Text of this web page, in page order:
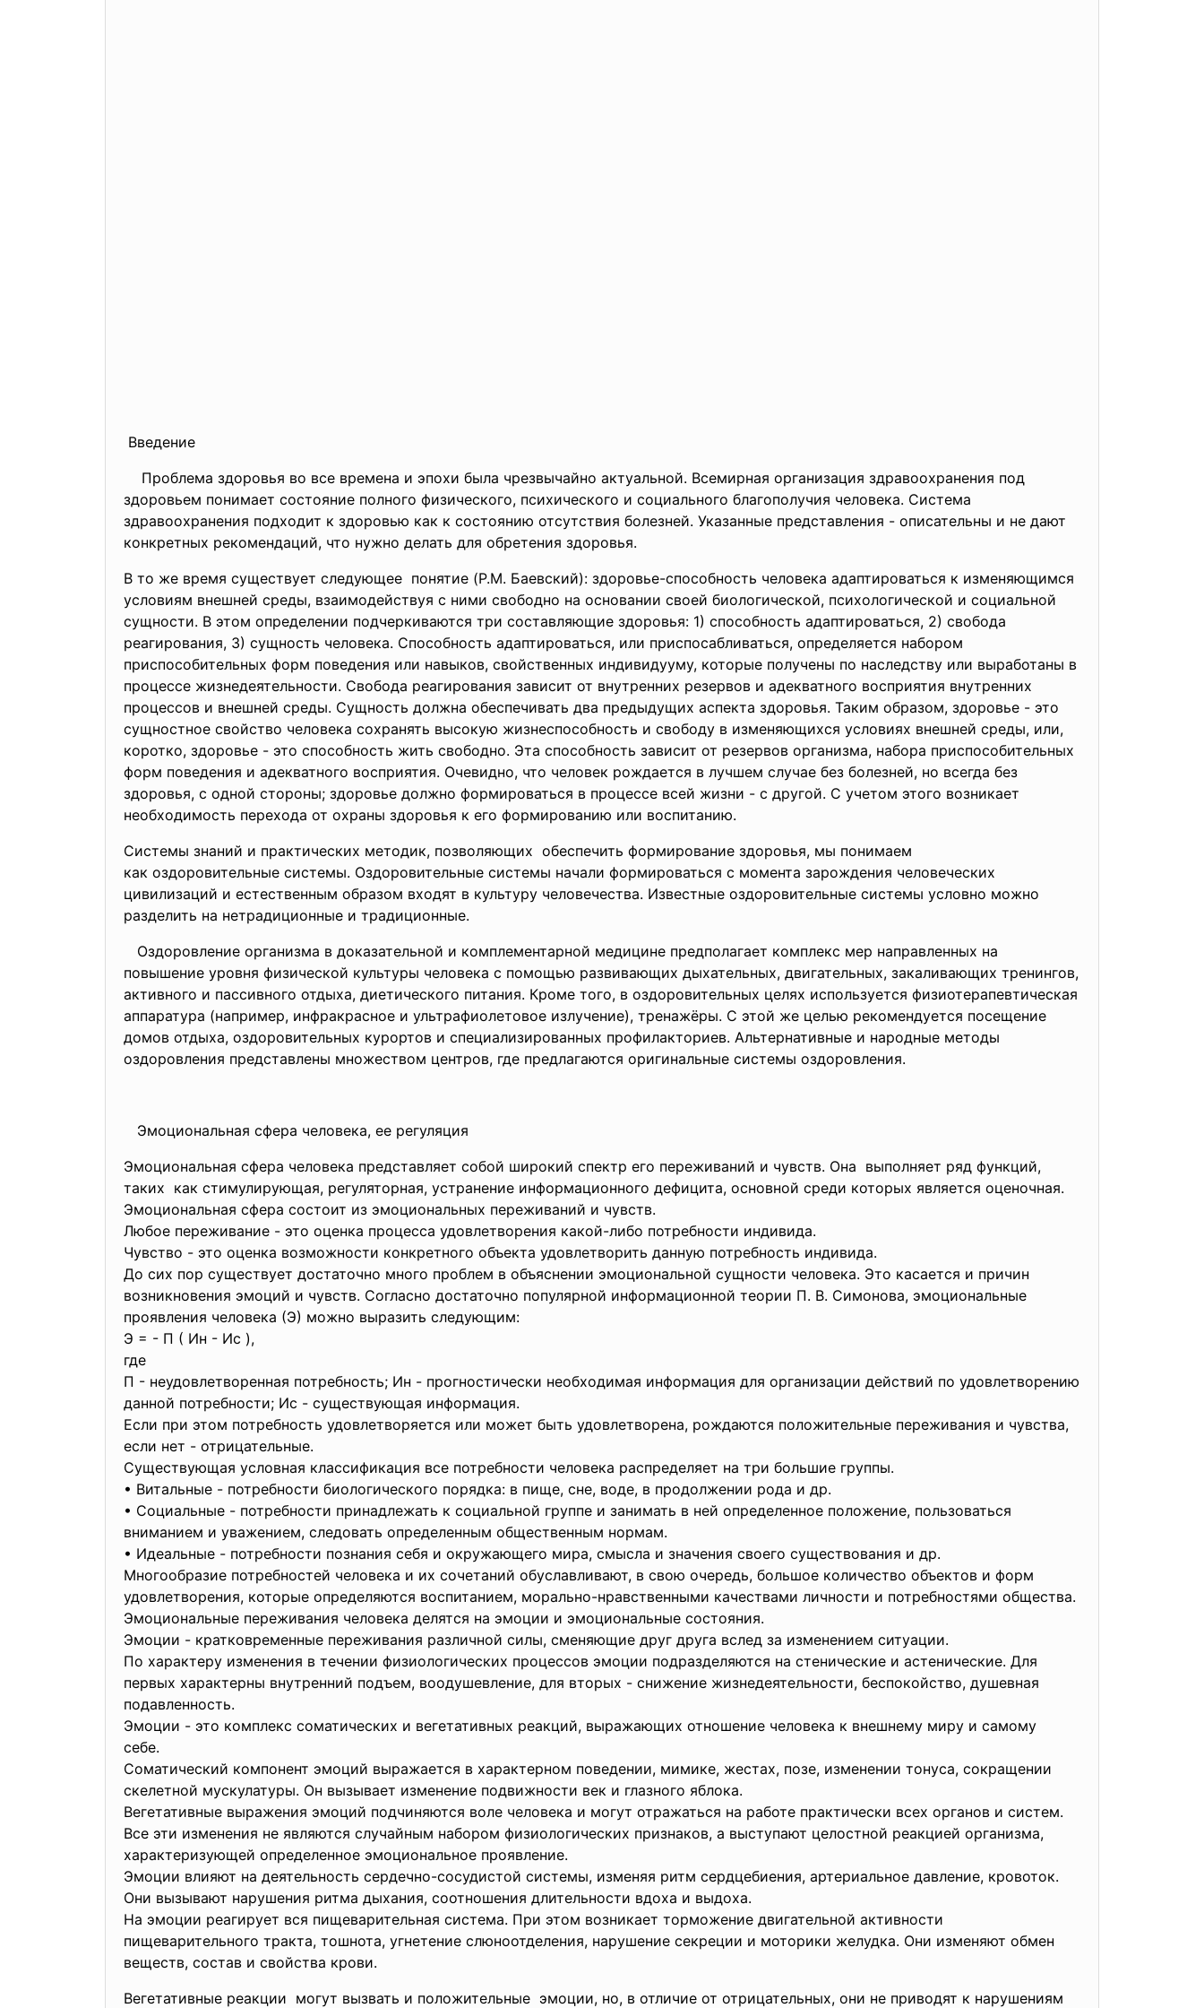
Введение
Проблема здоровья во все времена и эпохи была чрезвычайно актуальной. Всемирная организация здравоохранения под
здоровьем понимает состояние полного физического, психического и социального благополучия человека. Система
здравоохранения подходит к здоровью как к состоянию отсутствия болезней. Указанные представления - описательны и не дают
конкретных рекомендаций, что нужно делать для обретения здоровья.
В то же время существует следующее понятие (P.M. Баевский): здоровье-способность человека адаптироваться к изменяющимся
условиям внешней среды, взаимодействуя с ними свободно на основании своей биологической, психологической и социальной
сущности. В этом определении подчеркиваются три составляющие здоровья: 1) способность адаптироваться, 2) свобода
реагирования, 3) сущность человека. Способность адаптироваться, или приспосабливаться, определяется набором
приспособительных форм поведения или навыков, свойственных индивидууму, которые получены по наследству или выработаны в
процессе жизнедеятельности. Свобода реагирования зависит от внутренних резервов и адекватного восприятия внутренних
процессов и внешней среды. Сущность должна обеспечивать два предыдущих аспекта здоровья. Таким образом, здоровье - это
сущностное свойство человека сохранять высокую жизнеспособность и свободу в изменяющихся условиях внешней среды, или,
коротко, здоровье - это способность жить свободно. Эта способность зависит от резервов организма, набора приспособительных
форм поведения и адекватного восприятия. Очевидно, что человек рождается в лучшем случае без болезней, но всегда без
здоровья, с одной стороны; здоровье должно формироваться в процессе всей жизни - с другой. С учетом этого возникает
необходимость перехода от охраны здоровья к его формированию или воспитанию.
Системы знаний и практических методик, позволяющих обеспечить формирование здоровья, мы понимаем
как оздоровительные системы. Оздоровительные системы начали формироваться с момента зарождения человеческих
цивилизаций и естественным образом входят в культуру человечества. Известные оздоровительные системы условно можно
разделить на нетрадиционные и традиционные.
Оздоровление организма в доказательной и комплементарной медицине предполагает комплекс мер направленных на
повышение уровня физической культуры человека с помощью развивающих дыхательных, двигательных, закаливающих тренингов,
активного и пассивного отдыха, диетического питания. Кроме того, в оздоровительных целях используется физиотерапевтическая
аппаратура (например, инфракрасное и ультрафиолетовое излучение), тренажёры. С этой же целью рекомендуется посещение
домов отдыха, оздоровительных курортов и специализированных профилакториев. Альтернативные и народные методы
оздоровления представлены множеством центров, где предлагаются оригинальные системы оздоровления.
Эмоциональная сфера человека, ее регуляция
Эмоциональная сфера человека представляет собой широкий спектр его переживаний и чувств. Она выполняет ряд функций,
таких как стимулирующая, регуляторная, устранение информационного дефицита, основной среди которых является оценочная.
Эмоциональная сфера состоит из эмоциональных переживаний и чувств.
Любое переживание - это оценка процесса удовлетворения какой-либо потребности индивида.
Чувство - это оценка возможности конкретного объекта удовлетворить данную потребность индивида.
До сих пор существует достаточно много проблем в объяснении эмоциональной сущности человека. Это касается и причин
возникновения эмоций и чувств. Согласно достаточно популярной информационной теории П. В. Симонова, эмоциональные
проявления человека (Э) можно выразить следующим:
Э = - П ( Ин - Ис ),
где
П - неудовлетворенная потребность; Ин - прогностически необходимая информация для организации действий по удовлетворению
данной потребности; Ис - существующая информация.
Если при этом потребность удовлетворяется или может быть удовлетворена, рождаются положительные переживания и чувства,
если нет - отрицательные.
Существующая условная классификация все потребности человека распределяет на три большие группы.
• Витальные - потребности биологического порядка: в пище, сне, воде, в продолжении рода и др.
• Социальные - потребности принадлежать к социальной группе и занимать в ней определенное положение, пользоваться
вниманием и уважением, следовать определенным общественным нормам.
• Идеальные - потребности познания себя и окружающего мира, смысла и значения своего существования и др.
Многообразие потребностей человека и их сочетаний обуславливают, в свою очередь, большое количество объектов и форм
удовлетворения, которые определяются воспитанием, морально-нравственными качествами личности и потребностями общества.
Эмоциональные переживания человека делятся на эмоции и эмоциональные состояния.
Эмоции - кратковременные переживания различной силы, сменяющие друг друга вслед за изменением ситуации.
По характеру изменения в течении физиологических процессов эмоции подразделяются на стенические и астенические. Для
первых характерны внутренний подъем, воодушевление, для вторых - снижение жизнедеятельности, беспокойство, душевная
подавленность.
Эмоции - это комплекс соматических и вегетативных реакций, выражающих отношение человека к внешнему миру и самому
себе.
Соматический компонент эмоций выражается в характерном поведении, мимике, жестах, позе, изменении тонуса, сокращении
скелетной мускулатуры. Он вызывает изменение подвижности век и глазного яблока.
Вегетативные выражения эмоций подчиняются воле человека и могут отражаться на работе практически всех органов и систем.
Все эти изменения не являются случайным набором физиологических признаков, а выступают целостной реакцией организма,
характеризующей определенное эмоциональное проявление.
Эмоции влияют на деятельность сердечно-сосудистой системы, изменяя ритм сердцебиения, артериальное давление, кровоток.
Они вызывают нарушения ритма дыхания, соотношения длительности вдоха и выдоха.
На эмоции реагирует вся пищеварительная система. При этом возникает торможение двигательной активности
пищеварительного тракта, тошнота, угнетение слюноотделения, нарушение секреции и моторики желудка. Они изменяют обмен
веществ, состав и свойства крови.
Вегетативные реакции могут вызвать и положительные эмоции, но, в отличие от отрицательных, они не приводят к нарушениям